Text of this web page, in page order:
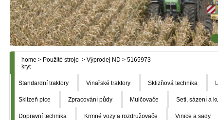
home > Použité stroje > Výprodej ND > 5165973 -
kryt
Standardní traktory Vinařské traktory Sklizňová technika
Sklizeň píce Zpracování půdy Mulčovače Setí, sázení a
Dopravní technika Krmné vozy a rozdružovače Vinice a sady